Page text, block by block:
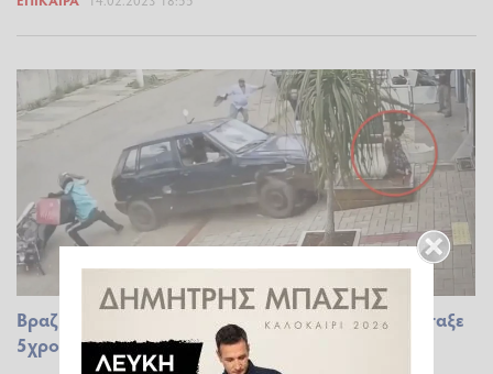
Βραζιλία: Μεθυσμένος οδηγός παρέσυρε και πέταξε
5χρονη μέσα σε τζαμαρία (video)